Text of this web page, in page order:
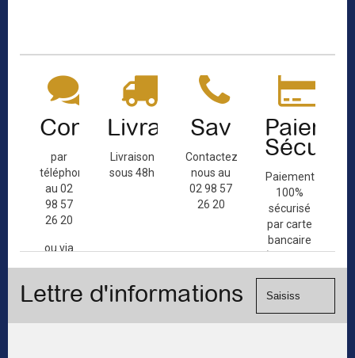
Contact
par
téléphone
au 02
98 57
26 20
ou via
de
Livraison
Livraison
sous 48h
Sav
Contactez-
nous au
02 98 57
26 20
Paiement
100%
sécurisé
par carte
bancaire
(Mastercard,
Visa, ...) et
Lettre d'informations